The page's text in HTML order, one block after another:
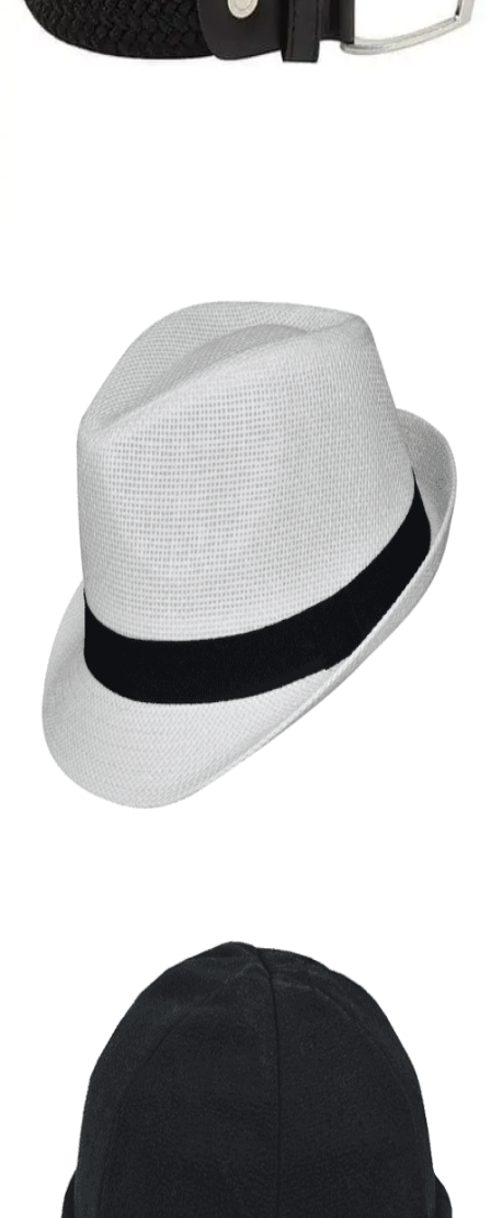
Εξαντλημένο
Quick View
Εξαντλημένο
ΑΝΔΡΙΚΑ ΚΑΠΕΛΑ
Καβουράκι Stamion Accessories